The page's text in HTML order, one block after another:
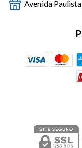
Avenida